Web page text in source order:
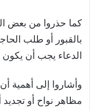
كما حذروا من بعض
بالقبور أو طلب
الدعاء يجب أن
وأشاروا إلى أهمية
مظاهر نواح أو